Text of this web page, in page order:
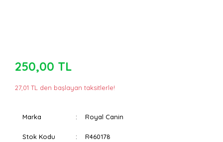
250,00 TL
27,01 TL den başlayan taksitlerle!
Marka Royal Canin
Stok Kodu R460178